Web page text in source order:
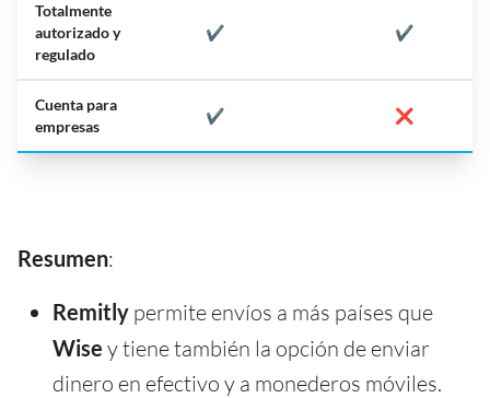
Totalmente
autorizado y
regulado
✔️ ✔️
Cuenta para
empresas
✔️ ❌
Resumen:
Remitly permite envíos a más países que
Wise y tiene también la opción de enviar
dinero en efectivo y a monederos móviles.